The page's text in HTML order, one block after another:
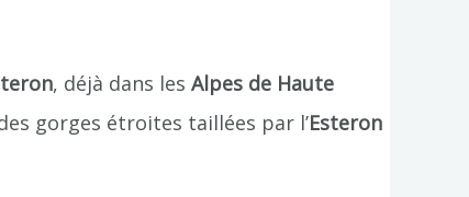
, déjà dans les Alpes de Haute
gorges étroites taillées par l’Esteron